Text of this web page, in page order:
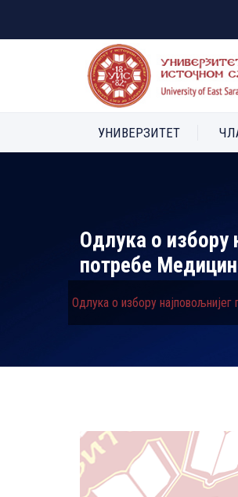
УНИВЕРЗИТЕТ
Одлука о избору
потребе
Одлука о избору